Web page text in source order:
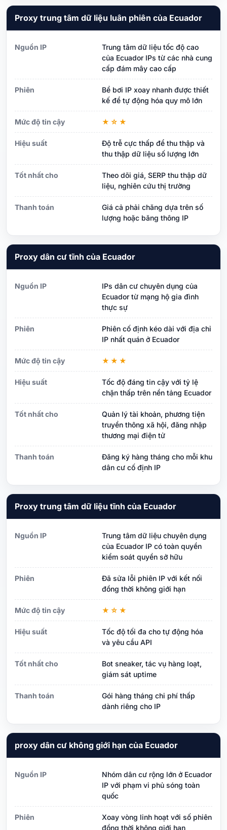
Proxy trung tâm dữ liệu luân phiên của Ecuador
Nguồn IP
Trung tâm dữ liệu tốc độ cao
của Ecuador IPs từ các nhà cung
cấp đám mây cao cấp
Phiên
Bể bơi IP xoay nhanh được thiết
kế để tự động hóa quy mô lớn
Mức độ tin cậy ★☆★
Hiệu suất
Độ trễ cực thấp để thu thập và
thu thập dữ liệu số lượng lớn
Tốt nhất cho
Theo dõi giá, SERP thu thập dữ
liệu, nghiên cứu thị trường
Thanh toán
Giá cả phải chăng dựa trên số
lượng hoặc băng thông IP
Proxy dân cư tĩnh của Ecuador
Nguồn IP
IPs dân cư chuyên dụng của
Ecuador từ mạng hộ gia đình
thực sự
Phiên
Phiên cố định kéo dài với địa chỉ
IP nhất quán ở Ecuador
Mức độ tin cậy ★★★
Hiệu suất
Tốc độ đáng tin cậy với tỷ lệ
chặn thấp trên nền tảng Ecuador
Tốt nhất cho
Quản lý tài khoản, phương tiện
truyền thông xã hội, đăng nhập
thương mại điện tử
Thanh toán
Đăng ký hàng tháng cho mỗi khu
dân cư cố định IP
Proxy trung tâm dữ liệu tĩnh của Ecuador
Nguồn IP
Trung tâm dữ liệu chuyên dụng
của Ecuador IP có toàn quyền
kiểm soát quyền sở hữu
Phiên
Đã sửa lỗi phiên IP với kết nối
đồng thời không giới hạn
Mức độ tin cậy ★☆★
Hiệu suất
Tốc độ tối đa cho tự động hóa
và yêu cầu API
Tốt nhất cho
Bot sneaker, tác vụ hàng loạt,
giám sát uptime
Thanh toán
Gói hàng tháng chi phí thấp
dành riêng cho IP
proxy dân cư không giới hạn của Ecuador
Nguồn IP
Nhóm dân cư rộng lớn ở Ecuador
IP với phạm vi phủ sóng toàn
quốc
Phiên
Xoay vòng linh hoạt với số phiên
đồng thời không giới hạn